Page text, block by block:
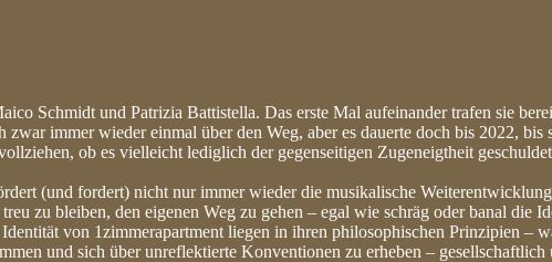
Schmidt und Patrizia Battistella. Das erste Mal aufeinander trafen sie
immer wieder einmal über den Weg, aber es dauerte doch bis 2022,
ob es vielleicht lediglich der gegenseitigen Zugeneigtheit
(und fordert) nicht nur immer wieder die musikalische Weiterentwicklung
zu bleiben, den eigenen Weg zu gehen – egal wie schräg oder banal die
von 1zimmerapartment liegen in ihren philosophischen Prinzipien –
und sich über unreflektierte Konventionen zu erheben – gesellschaftlich